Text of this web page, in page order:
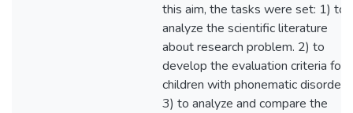
this aim, the tasks were set: 1) to
analyze the scientific literature
about research problem. 2) to
develop the evaluation criteria for
children with phonematic disorders.
3) to analyze and compare the